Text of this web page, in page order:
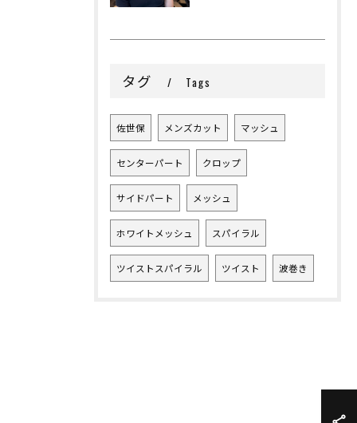
タグ Tags
佐世保 メンズカット マッシュ
センターパート クロップ
サイドパート メッシュ
ホワイトメッシュ スパイラル
ツイストスパイラル ツイスト 波巻き